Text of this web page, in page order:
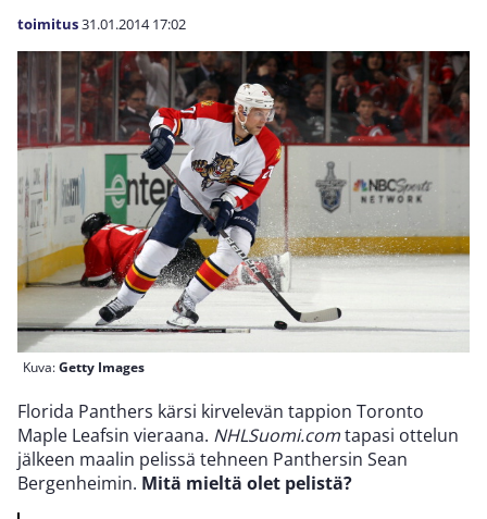
toimitus31.01.2014 17:02
Kuva:Getty Images
Florida Panthers kärsi kirvelevän tappion Toronto
Maple Leafsin vieraana. NHLSuomi.comtapasi ottelun
jälkeen maalin pelissä tehneen Panthersin Sean
Bergenheimin. Mitä mieltä olet pelistä?